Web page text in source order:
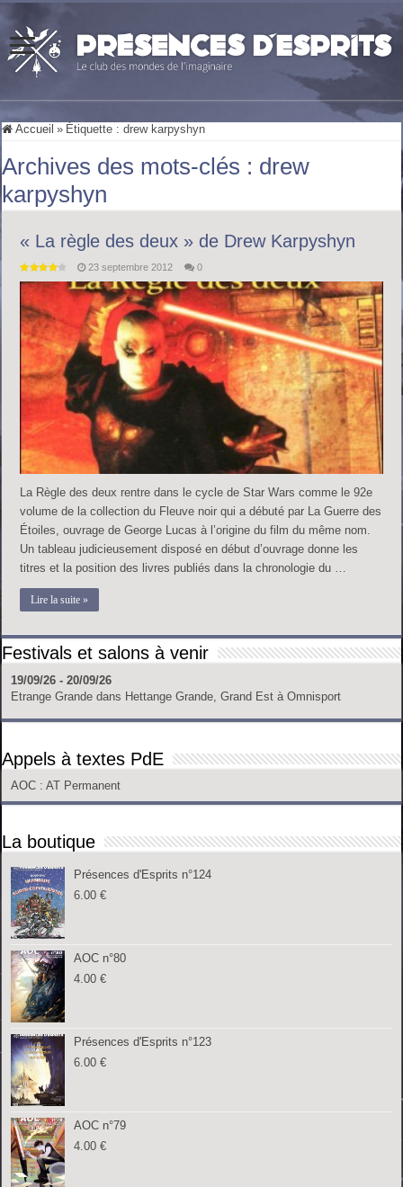
Accueil » Étiquette :drew karpyshyn
Archives des mots-clés : drew
karpyshyn
« La règle des deux » de Drew Karpyshyn
23 septembre 2012 0
La Règle des deux rentre dans le cycle de Star Wars comme le 92e
volume de la collection du Fleuve noir qui a débuté par La Guerre des
Étoiles, ouvrage de George Lucas à l’origine du film du même nom.
Un tableau judicieusement disposé en début d’ouvrage donne les
titres et la position des livres publiés dans la chronologie du …
Lire la suite »
Festivals et salons à venir
19/09/26 - 20/09/26
Etrange Grande dans Hettange Grande, Grand Est à Omnisport
Appels à textes PdE
AOC : AT Permanent
La boutique
Présences d'Esprits n°124
6.00€
AOC n°80
4.00€
Présences d'Esprits n°123
6.00€
AOC n°79
4.00€